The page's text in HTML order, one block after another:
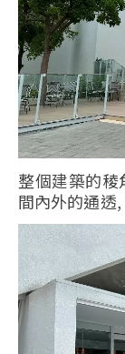
整個建築的
間內外的通透